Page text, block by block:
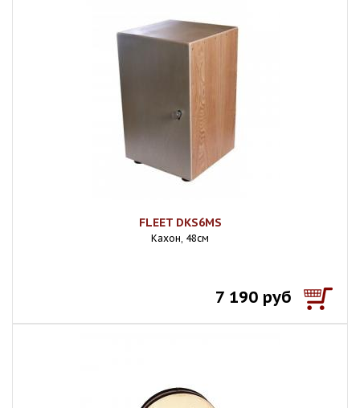
FLEET DKS6MS
Кахон, 48см
7 190 руб